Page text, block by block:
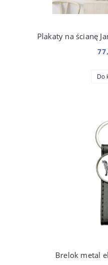
Plakaty na ścianę
Do
Brelok metal